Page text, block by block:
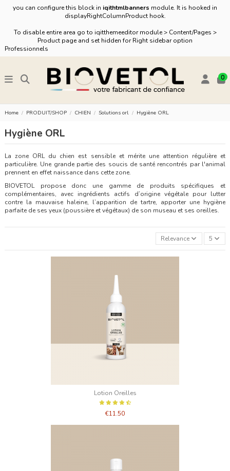
you can configure this block in iqithtmlbanners module. It is hooked in
displayRightColumnProduct hook.
To disable entire area go to iqitthemeeditor module > Content/Pages >
Product page and set hidden for Right sidebar option
Professionnels
0
Home PRODUIT/SHOP CHIEN Solutions orl Hygiène ORL
Hygiène ORL
La zone ORL du chien est sensible et mérite une attention régulière et
particulière. Une grande partie des soucis de santé rencontrés par l'animal
prennent en effet naissance dans cette zone.
BIOVETOL propose donc une gamme de produits spécifiques et
complémentaires, avec ingrédients actifs d’origine végétale pour lutter
contre la mauvaise haleine, l’apparition de tartre, apporter une hygiène
parfaite de ses yeux (poussière et végétaux) de son museau et ses oreilles.
Relevance 5
Lotion Oreilles
€11.50